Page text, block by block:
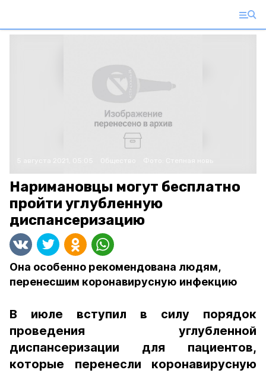
Наримановцы могут бесплатно
пройти углубленную
диспансеризацию
Она особенно рекомендована людям,
перенесшим коронавирусную инфекцию
В июле вступил в силу порядок
проведения углубленной
диспансеризации для пациентов,
которые перенесли коронавирусную